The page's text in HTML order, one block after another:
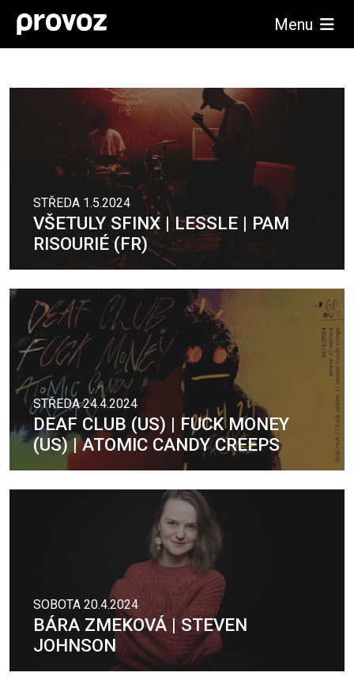
Menu
STŘEDA 1.5.2024
VŠETULY SFINX | LESSLE | PAM
RISOURIÉ (FR)
STŘEDA 24.4.2024
DEAF CLUB (US) | FUCK MONEY
(US) | ATOMIC CANDY CREEPS
SOBOTA 20.4.2024
BÁRA ZMEKOVÁ | STEVEN
JOHNSON